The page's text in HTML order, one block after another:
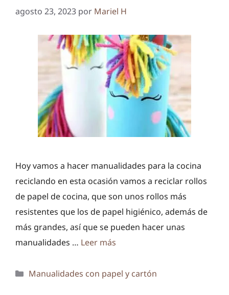
agosto 23, 2023 por Mariel H
Hoy vamos a hacer manualidades para la cocina
reciclando en esta ocasión vamos a reciclar rollos
de papel de cocina, que son unos rollos más
resistentes que los de papel higiénico, además de
más grandes, así que se pueden hacer unas
manualidades … Leer más
Categorías
Manualidades con papel y cartón